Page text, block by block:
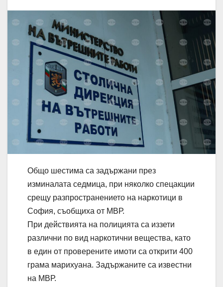
Общо шестима са задържани през
изминалата седмица, при няколко спецакции
срещу разпространението на наркотици в
София, съобщиха от МВР.
При действията на полицията са иззети
различни по вид наркотични вещества, като
в един от проверените имоти са открити 400
грама марихуана. Задържаните са известни
на МВР.